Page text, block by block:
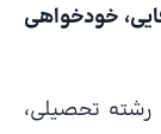
خودخواهی
تحصیلی،